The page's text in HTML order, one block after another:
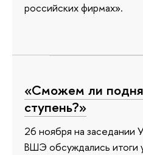
российских фирмах».
«Сможем ли
ступень?»
26 ноября на заседании
ВШЭ обсуждались итоги